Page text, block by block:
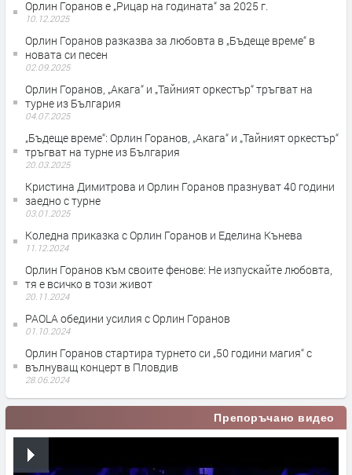
Орлин Горанов е „Рицар на годината“ за 2025 г.
10.12.2025
Орлин Горанов разказва за любовта в „Бъдеще време“ в
новата си песен
02.09.2025
Орлин Горанов, „Акага“ и „Тайният оркестър“ тръгват на
турне из България
04.07.2025
„Бъдеще време“: Орлин Горанов, „Акага“ и „Тайният оркестър“
тръгват на турне из България
20.03.2025
Кристина Димитрова и Орлин Горанов празнуват 40 години
заедно с турне
03.01.2025
Коледна приказка с Орлин Горанов и Еделина Кънева
11.12.2024
Орлин Горанов към своите фенове: Не изпускайте любовта,
тя е всичко в този живот
20.11.2024
PAOLA обедини усилия с Орлин Горанов
01.10.2024
Орлин Горанов стартира турнето си „50 години магия“ с
вълнуващ концерт в Пловдив
28.06.2024
Препоръчано видео